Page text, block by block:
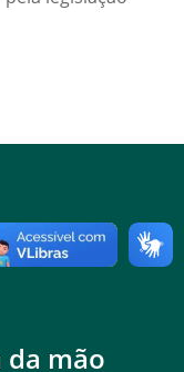
da mão